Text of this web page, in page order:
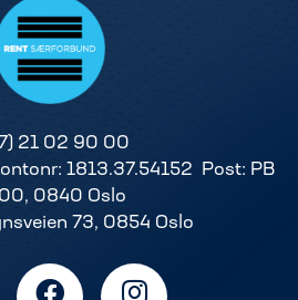
21 02 90 00
1813.37.54152 Post: PB
0840 Oslo
73, 0854 Oslo